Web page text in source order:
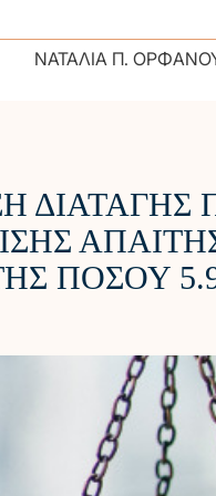
ΝΑΤΑΛΊΑ Π.
ΔΙΑΤΑΓΗΣ
ΠΟΣΟΥ